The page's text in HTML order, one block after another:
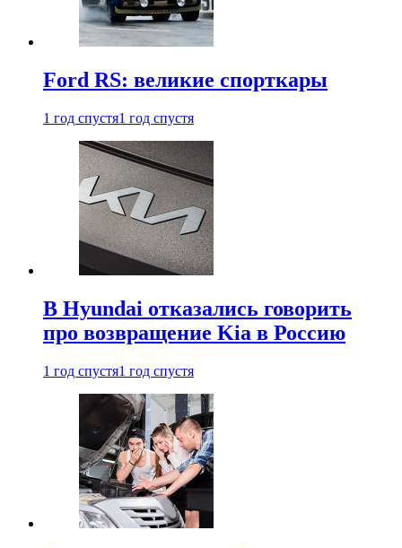
Ford RS: великие спорткары
1 год спустя1 год спустя
В Hyundai отказались говорить
про возвращение Kia в Россию
1 год спустя1 год спустя